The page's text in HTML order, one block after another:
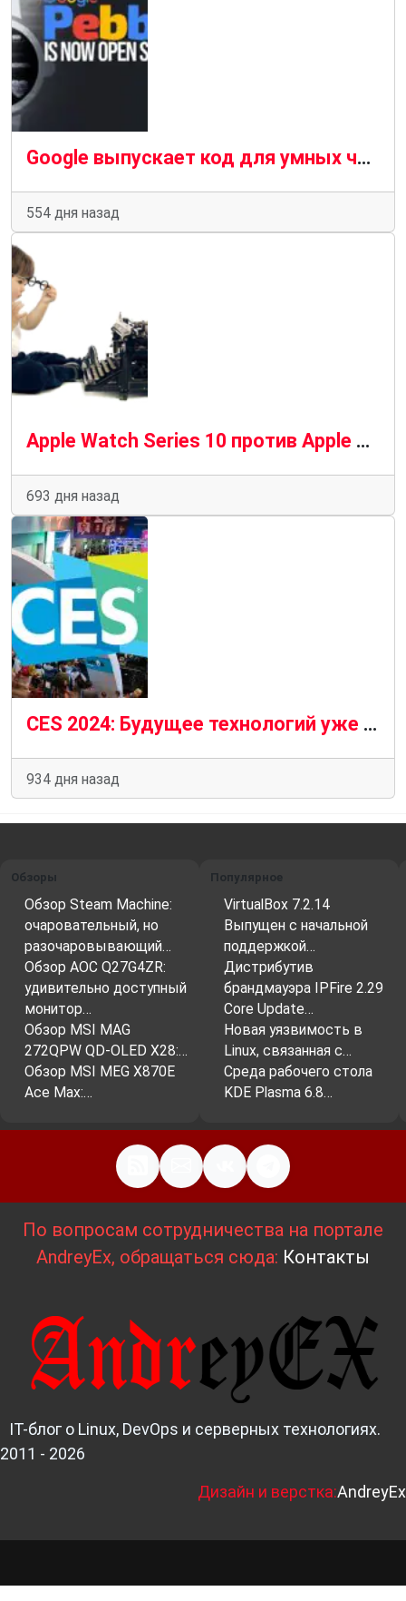
Google выпускает код для умных часов Pebble с открытым исходным кодом
554 дня назад
Apple Watch Series 10 против Apple Watch Series 9: что нового в этом году?
693 дня назад
CES 2024: Будущее технологий уже здесь
934 дня назад
Обзоры
Обзор Steam Machine:
очаровательный, но
разочаровывающий…
Обзор AOC Q27G4ZR:
удивительно доступный
монитор…
Обзор MSI MAG
272QPW QD-OLED X28:…
Обзор MSI MEG X870E
Ace Max:…
Популярное
VirtualBox 7.2.14
Выпущен с начальной
поддержкой…
Дистрибутив
брандмауэра IPFire 2.29
Core Update…
Новая уязвимость в
Linux, связанная с…
Среда рабочего стола
KDE Plasma 6.8…
По вопросам сотрудничества на портале
AndreyEx, обращаться сюда: Контакты
IT-блог о Linux, DevOps и серверных технологиях.
2011 - 2026
Дизайн и верстка:AndreyEx